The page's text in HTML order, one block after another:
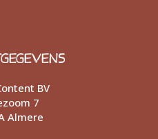
BV
7
Almere